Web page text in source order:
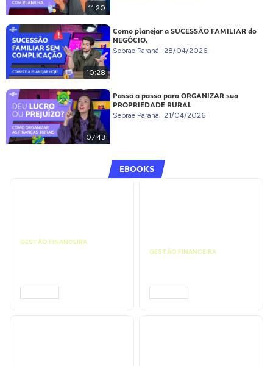
11:20
10:28
Como planejar a SUCESSÃO FAMILIAR do
NEGÓCIO.
Sebrae Paraná 28/04/2026
07:43
Passo a passo para ORGANIZAR sua
PROPRIEDADE RURAL
Sebrae Paraná 21/04/2026
EBOOKS
GESTÃO FINANCEIRA
GESTÃO FINANCEIRA